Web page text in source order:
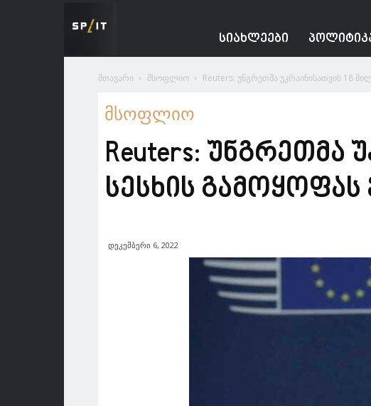
ᲡᲘᲐᲮᲚᲔᲔᲑᲘ
მთავარი მსოფლიო Reuters: უნგრეთმა უკრაინისათვის 18
მსოფლიო
Reuters: უნგრეთმა
სესხის
დეკემბერი 6, 2022